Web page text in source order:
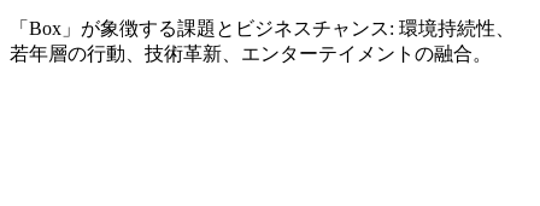
「Box」が象徴する課題とビジネスチャンス: 環境持続性、
若年層の行動、技術革新、エンターテイメントの融合。